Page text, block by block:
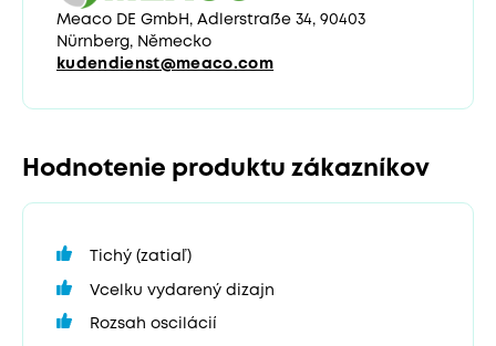
Meaco DE GmbH, Adlerstraße 34, 90403
Nürnberg, Německo
kudendienst@meaco.com
Hodnotenie produktu zákazníkov
Tichý (zatiaľ)
Vcelku vydarený dizajn
Rozsah oscilácií